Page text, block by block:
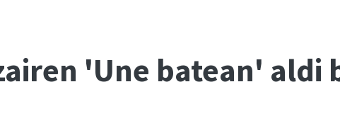
'Une batean' aldi